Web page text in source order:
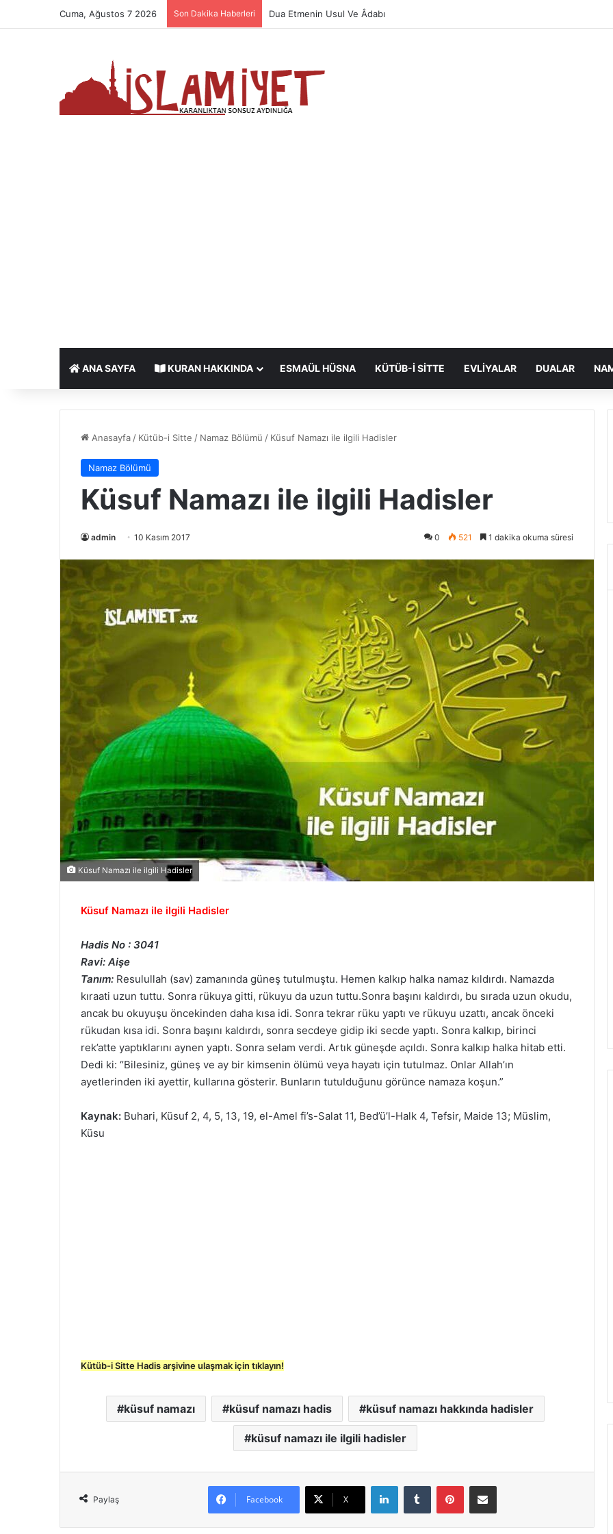
Cuma, Ağustos 7 2026 Son Dakika Haberleri Namazın Önemi Ve Fazileti
ANA SAYFA KURAN HAKKINDA ESMAÜL HÜSNA KÜTÜB-I SITTE EVLIYALAR DUALAR
Anasayfa / Kütüb-i Sitte / Namaz Bölümü / Küsuf Namazı ile ilgili Hadisler
Namaz Bölümü
Küsuf Namazı ile ilgili Hadisler
admin 10 Kasım 2017 0 521 1 dakika okuma süresi
Küsuf Namazı ile ilgili Hadisler
Küsuf Namazı ile ilgili Hadisler
Hadis No : 3041
Ravi: Aişe
Tanım: Resulullah (sav) zamanında güneş tutulmuştu. Hemen kalkıp halka namaz kıldırdı. Namazda
kıraati uzun tuttu. Sonra rükuya gitti, rükuyu da uzun tuttu.Sonra başını kaldırdı, bu sırada uzun okudu,
ancak bu okuyuşu öncekinden daha kısa idi. Sonra tekrar rüku yaptı ve rükuyu uzattı, ancak önceki
rükudan kısa idi. Sonra başını kaldırdı, sonra secdeye gidip iki secde yaptı. Sonra kalkıp, birinci
rek’atte yaptıklarını aynen yaptı. Sonra selam verdi. Artık güneşde açıldı. Sonra kalkıp halka hitab etti.
Dedi ki: “Bilesiniz, güneş ve ay bir kimsenin ölümü veya hayatı için tutulmaz. Onlar Allah’ın
ayetlerinden iki ayettir, kullarına gösterir. Bunların tutulduğunu görünce namaza koşun.”
Kaynak: Buhari, Küsuf 2, 4, 5, 13, 19, el-Amel fi’s-Salat 11, Bed’ü’l-Halk 4, Tefsir, Maide 13; Müslim,
Küsu
Kütüb-i Sitte Hadis arşivine ulaşmak için tıklayın!
küsuf namazı küsuf namazı hadis küsuf namazı hakkında hadisler
küsuf namazı ile ilgili hadisler
Paylaş Facebook X
LinkedIn Tumblr Pinterest E-Posta ile paylaş